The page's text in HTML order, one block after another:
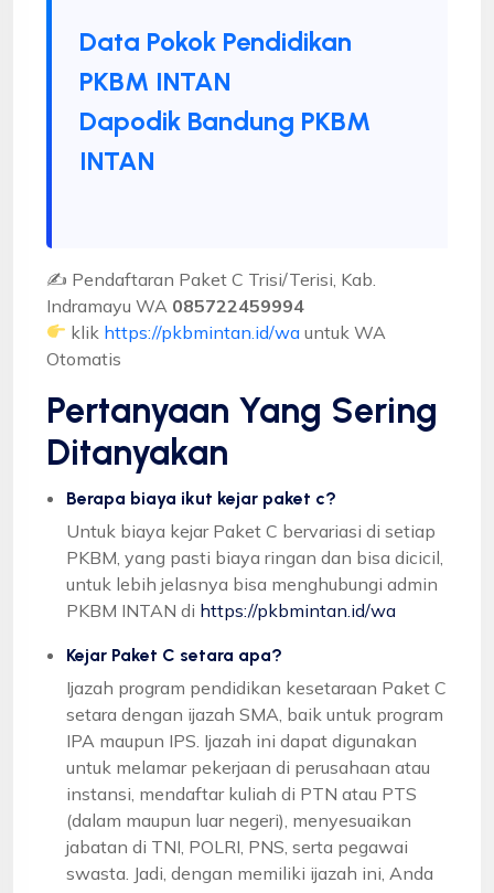
Data Pokok Pendidikan
PKBM INTAN
Dapodik Bandung PKBM
INTAN
✍ Pendaftaran Paket C Trisi/Terisi, Kab.
Indramayu WA 085722459994
klik https://pkbmintan.id/wa untuk WA
Otomatis
Pertanyaan Yang Sering
Ditanyakan
Berapa biaya ikut kejar paket c?
Untuk biaya kejar Paket C bervariasi di setiap
PKBM, yang pasti biaya ringan dan bisa dicicil,
untuk lebih jelasnya bisa menghubungi admin
PKBM INTAN di https://pkbmintan.id/wa
Kejar Paket C setara apa?
Ijazah program pendidikan kesetaraan Paket C
setara dengan ijazah SMA, baik untuk program
IPA maupun IPS. Ijazah ini dapat digunakan
untuk melamar pekerjaan di perusahaan atau
instansi, mendaftar kuliah di PTN atau PTS
(dalam maupun luar negeri), menyesuaikan
jabatan di TNI, POLRI, PNS, serta pegawai
swasta. Jadi, dengan memiliki ijazah ini, Anda